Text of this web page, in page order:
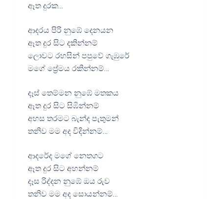
ඈත දුරක…
ආදරය පිරි නුඹේ දෙනයන
ඈත දුර සිට දකින්නම්
ලොවට රහසින් පපුවේ ගැඹුරේ
මගේ ප්‍රේමය රකින්නම්…
දෑස් තෙම්මන නුඹේ මතකය
ඈත දුර සිට සිඹින්නම්
අහස තරමට බැන්ද පැතුමන්
තනිව මම අද විදින්නම්…
ආදරේද මගේ නෙතගට
ඈත දුර සිට අහන්නම්
දෑස රිද්දන නුඹේ ඔය රුව
තනිව මම අද සොයන්නම්…